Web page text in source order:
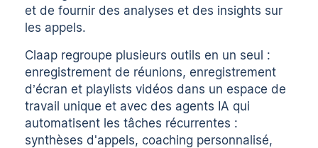
et de fournir des analyses et des insights sur
les appels.
Claap regroupe plusieurs outils en un seul :
enregistrement de réunions, enregistrement
d’écran et playlists vidéos dans un espace de
travail unique et avec des agents IA qui
automatisent les tâches récurrentes :
synthèses d'appels, coaching personnalisé,